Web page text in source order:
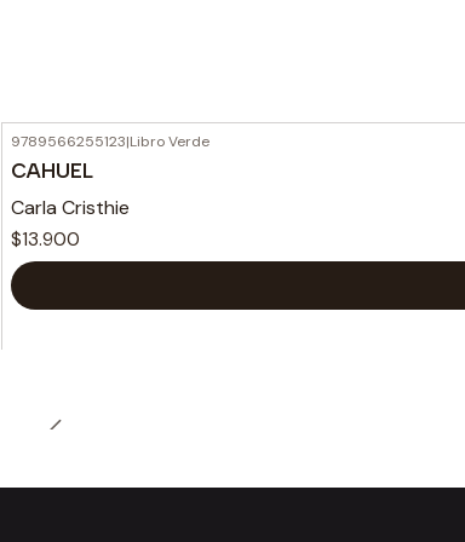
9789566255123|Libro Verde
CAHUEL
Carla Cristhie
$13.900